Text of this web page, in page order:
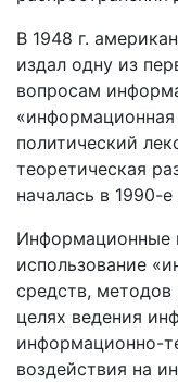
В 1948 г.
издал одну из
вопросам
политический
теоретическая
началась в 1990-е
Информационные
использование
средств,
целях ведения
информационно-
воздействия на